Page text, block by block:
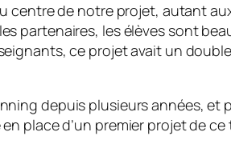
centre de notre projet, autant
partenaires, les élèves sont
ce projet avait un
depuis plusieurs années,
place d’un premier projet de ce